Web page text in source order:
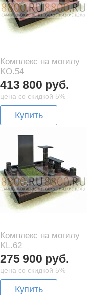
Комплекс на могилу
KO.54
413 800 руб.
цена со скидкой 5%
Купить
Комплекс на могилу
KL.62
275 900 руб.
цена со скидкой 5%
Купить